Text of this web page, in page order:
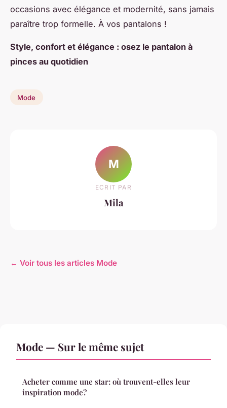
occasions avec élégance et modernité, sans jamais
paraître trop formelle. À vos pantalons !
Style, confort et élégance : osez le pantalon à
pinces au quotidien
Mode
M
ECRIT PAR
Mila
← Voir tous les articles Mode
Mode — Sur le même sujet
Acheter comme une star: où trouvent-elles leur
inspiration mode?